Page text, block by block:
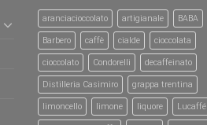
aranciacioccolato artigianale BABA
Barbero caffè cialde cioccolata
cioccolato Condorelli decaffeinato
Distilleria Casimiro grappa trentina
limoncello limone liquore Lucaffé